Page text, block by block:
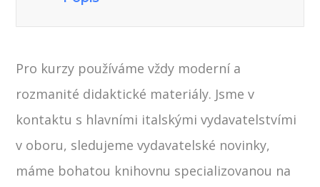
Pro kurzy používáme vždy moderní a
rozmanité didaktické materiály. Jsme v
kontaktu s hlavními italskými vydavatelstvími
v oboru, sledujeme vydavatelské novinky,
máme bohatou knihovnu specializovanou na